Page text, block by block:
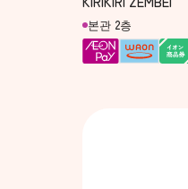
본관 2층